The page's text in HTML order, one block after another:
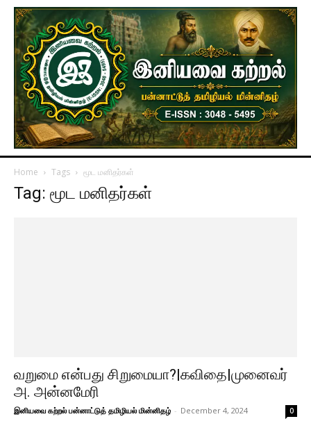
Home Tags மூட மனிதர்கள்
Tag: மூட மனிதர்கள்
வறுமை என்பது சிறுமையா?|கவிதை|முனைவர்
அ. அன்னமேரி
இனியவை கற்றல் பன்னாட்டுத் தமிழியல் மின்னிதழ் - December 4, 2024 0